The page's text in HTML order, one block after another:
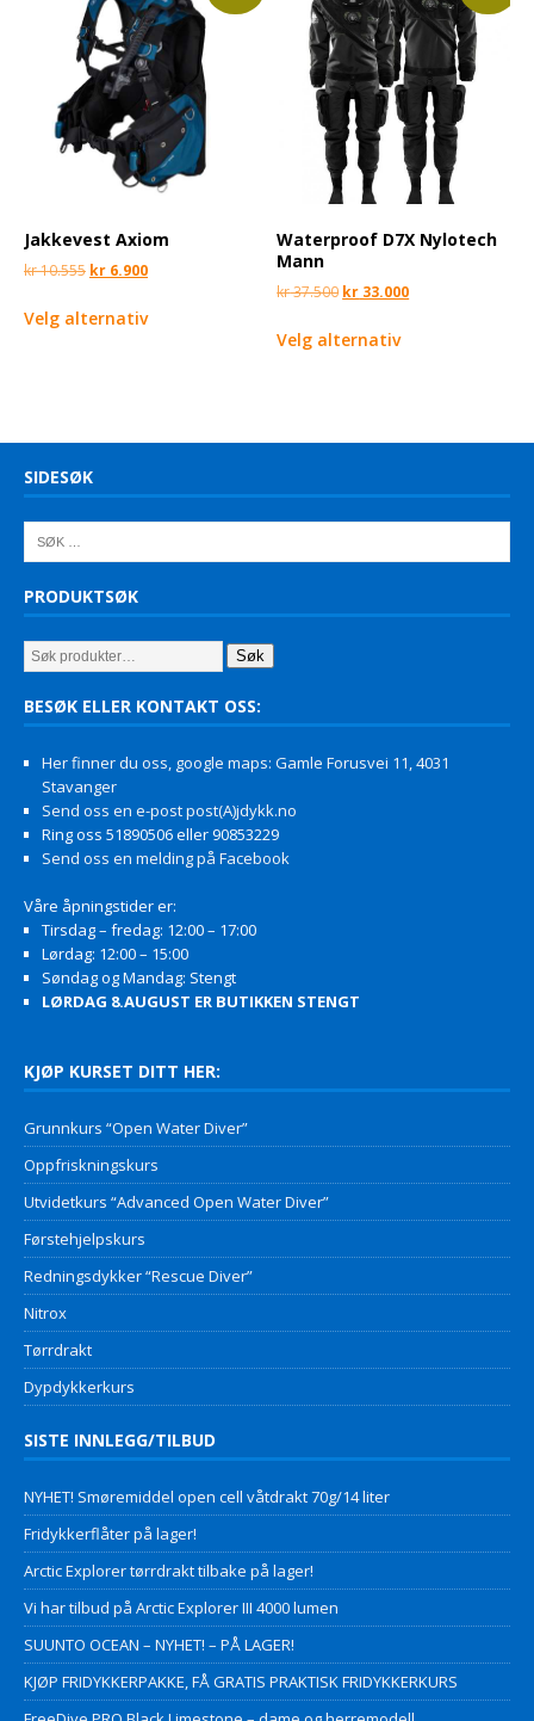
Jakkevest Axiom
kr10.555 kr 6.900
Velg alternativ
Waterproof D7X Nylotech
Mann
kr37.500 kr 33.000
Velg alternativ
SIDESØK
PRODUKTSØK
Søk
BESØK ELLER KONTAKT OSS:
Her finner du oss, google maps: Gamle Forusvei 11, 4031
Stavanger
Send oss en e-post post(A)jdykk.no
Ring oss 51890506 eller 90853229
Send oss en melding på Facebook
Våre åpningstider er:
Tirsdag – fredag: 12:00 – 17:00
Lørdag: 12:00 – 15:00
Søndag og Mandag: Stengt
LØRDAG 8.AUGUST ER BUTIKKEN STENGT
KJØP KURSET DITT HER:
Grunnkurs “Open Water Diver”
Oppfriskningskurs
Utvidetkurs “Advanced Open Water Diver”
Førstehjelpskurs
Redningsdykker “Rescue Diver”
Nitrox
Tørrdrakt
Dypdykkerkurs
SISTE INNLEGG/TILBUD
NYHET! Smøremiddel open cell våtdrakt 70g/14 liter
Fridykkerflåter på lager!
Arctic Explorer tørrdrakt tilbake på lager!
Vi har tilbud på Arctic Explorer III 4000 lumen
SUUNTO OCEAN – NYHET! – PÅ LAGER!
KJØP FRIDYKKERPAKKE, FÅ GRATIS PRAKTISK FRIDYKKERKURS